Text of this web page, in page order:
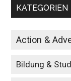
KATEGORIEN
Action &
Bildung &